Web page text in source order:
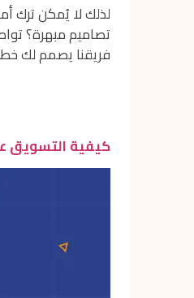
لذلك لا يُمكن ترك
فريقنا يصمم لك
كيفية التسويق